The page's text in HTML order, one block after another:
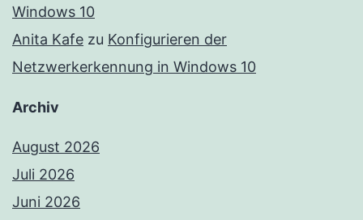
Windows 10
Anita Kafe zu Konfigurieren der
Netzwerkerkennung in Windows 10
Archiv
August 2026
Juli 2026
Juni 2026